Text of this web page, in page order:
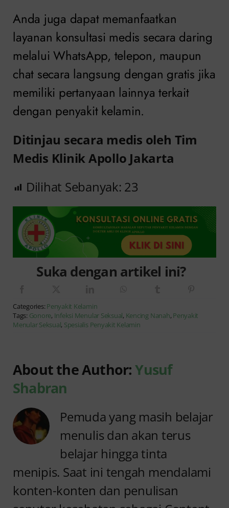
Anda juga dapat memanfaatkan
layanan konsultasi medis secara daring
melalui WhatsApp, telepon, maupun
chat secara langsung dengan gratis jika
memiliki pertanyaan lainnya terkait
dengan penyakit kelamin.
Ditinjau secara medis oleh Tim
Medis Klinik Apollo Jakarta
Dilihat Sebanyak: 23
Suka dengan artikel ini?
Categories: Penyakit Kelamin
Tags: Gonore, Infeksi Menular Seksual, Kencing Nanah, Penyakit
Menular Seksual, Spesialis Penyakit Kelamin
About the Author:Yusuf
Shabran
Pemuda yang masih belajar
menulis dan akan terus
belajar hingga tinta
menipis. Saat ini tengah mendalami
konten-konten dan penulisan